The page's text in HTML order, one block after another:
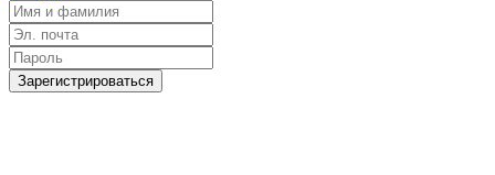
Зарегистрироваться